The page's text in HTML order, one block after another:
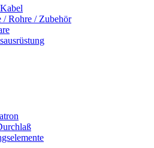
/ Rohre / Zubehör